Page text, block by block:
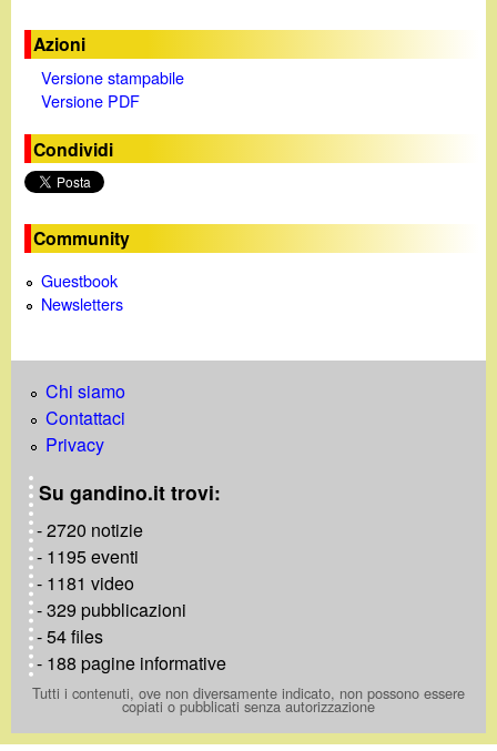
V
d
Azioni
Versione stampabile
Versione PDF
Condividi
Community
Guestbook
Newsletters
Chi siamo
Contattaci
Privacy
Su gandino.it trovi:
- 2720 notizie
- 1195 eventi
- 1181 video
- 329 pubblicazioni
- 54 files
- 188 pagine informative
Tutti i contenuti, ove non diversamente indicato, non possono essere
copiati o pubblicati senza autorizzazione